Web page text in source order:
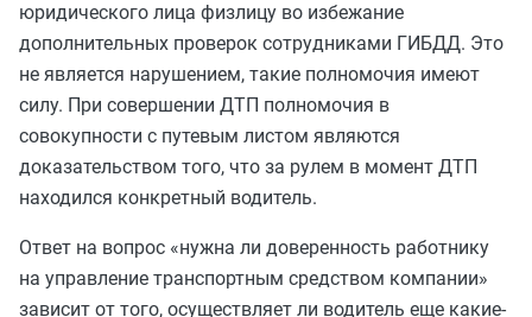
юридического лица физлицу во избежание
дополнительных проверок сотрудниками ГИБДД. Это
не является нарушением, такие полномочия имеют
силу. При совершении ДТП полномочия в
совокупности с путевым листом являются
доказательством того, что за рулем в момент ДТП
находился конкретный водитель.
Ответ на вопрос «нужна ли доверенность работнику
на управление транспортным средством компании»
зависит от того, осуществляет ли водитель еще какие-